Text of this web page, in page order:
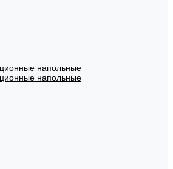
напольные
напольные